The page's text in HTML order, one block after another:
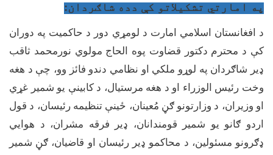
په امارتي تشکيلاتو کې دده شاګردان:
د افغانستان اسلامي امارت د لومړي دور د حاکمیت په دوران
کې د محترم دکتور قضاوت پوه الحاج مولوي نورمحمد ثاقب
ډیر شاګردان په لوړو ملکي او نظامي دندو فائز وو، چې د هغه
وخت رئیس الوزراء او د هغه مرستیال، د کابینې یو شمیر غړي
او وزیران، د وزارتونو ګڼ مُعینان، ځینې تنظیمه رئیسان، د قول
اردو ګانو یو شمیر قومندانان، ډیر فرقه مشران، د هوايي
ډګرونو مسئولین، د محاکمو ډیر رئیسان او قاضیان، ګڼ شمیر